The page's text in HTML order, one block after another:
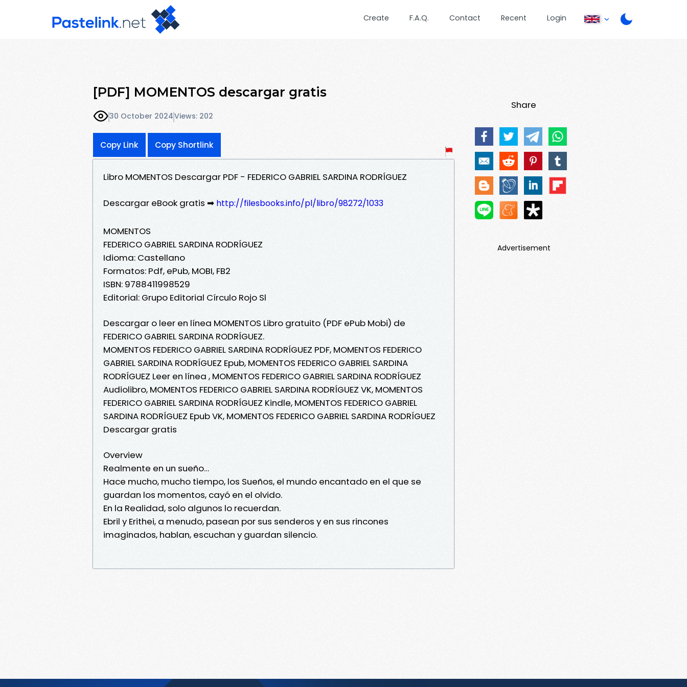
Create F.A.Q. Contact Recent Login
[PDF] MOMENTOS descargar gratis
30 October 2024Views: 202
Copy Link Copy Shortlink
Libro MOMENTOS Descargar PDF - FEDERICO GABRIEL SARDINA RODRÍGUEZ
Descargar eBook gratis ➡ http://filesbooks.info/pl/libro/98272/1033
MOMENTOS
FEDERICO GABRIEL SARDINA RODRÍGUEZ
Idioma: Castellano
Formatos: Pdf, ePub, MOBI, FB2
ISBN: 9788411998529
Editorial: Grupo Editorial Círculo Rojo Sl
Descargar o leer en línea MOMENTOS Libro gratuito (PDF ePub Mobi) de
FEDERICO GABRIEL SARDINA RODRÍGUEZ.
MOMENTOS FEDERICO GABRIEL SARDINA RODRÍGUEZ PDF, MOMENTOS FEDERICO
GABRIEL SARDINA RODRÍGUEZ Epub, MOMENTOS FEDERICO GABRIEL SARDINA
RODRÍGUEZ Leer en línea , MOMENTOS FEDERICO GABRIEL SARDINA RODRÍGUEZ
Audiolibro, MOMENTOS FEDERICO GABRIEL SARDINA RODRÍGUEZ VK, MOMENTOS
FEDERICO GABRIEL SARDINA RODRÍGUEZ Kindle, MOMENTOS FEDERICO GABRIEL
SARDINA RODRÍGUEZ Epub VK, MOMENTOS FEDERICO GABRIEL SARDINA RODRÍGUEZ
Descargar gratis
Overview
Realmente en un sueño…
Hace mucho, mucho tiempo, los Sueños, el mundo encantado en el que se
guardan los momentos, cayó en el olvido.
En la Realidad, solo algunos lo recuerdan.
Ebril y Erithei, a menudo, pasean por sus senderos y en sus rincones
imaginados, hablan, escuchan y guardan silencio.
Share
Advertisement